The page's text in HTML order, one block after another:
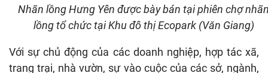
Nhãn lồng Hưng Yên được bày bán tại phiên chợ
lồng tổ chức tại Khu đô thị Ecopark (Văn Giang)
Với sự chủ động của các doanh nghiệp, hợp tác xã,
trang trại, nhà vườn, sự vào cuộc của các sở, ngành,